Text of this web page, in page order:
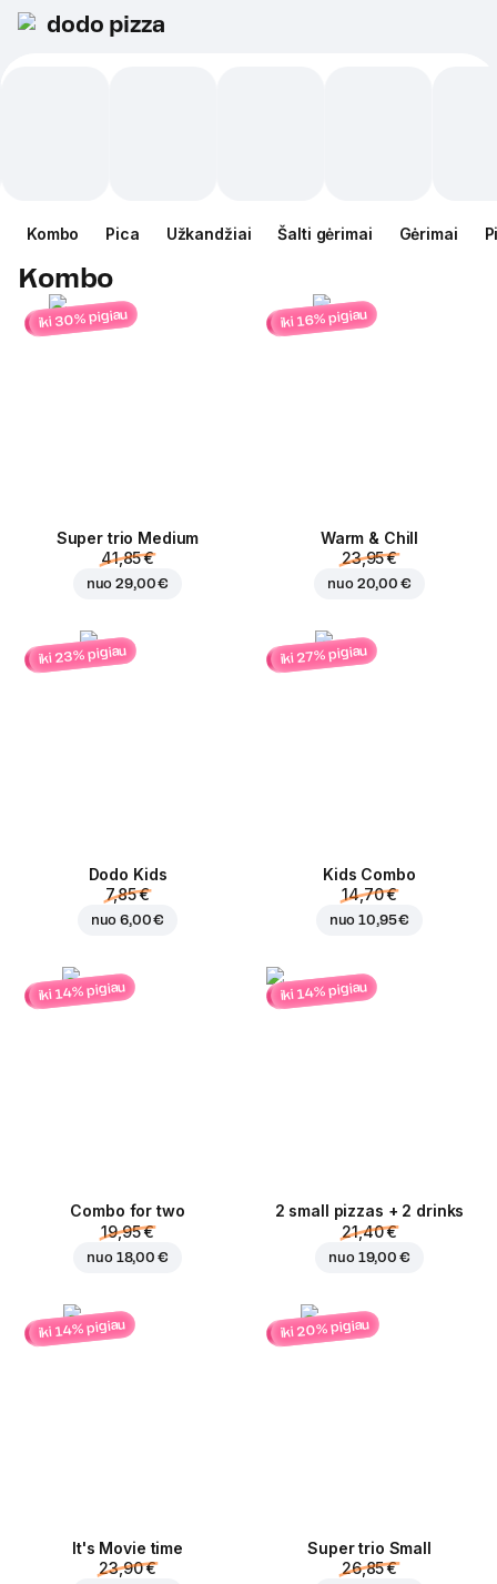
dodo pizza
Kombo Pica Užkandžiai Šalti gėrimai Gėrimai
Kombo
iki 30% pigiau
Super trio Medium
41,85 €
nuo29,00 €
iki 16% pigiau
Warm & Chill
23,95 €
nuo 20,00 €
iki 23% pigiau
Dodo Kids
7,85 €
nuo6,00 €
iki 27% pigiau
Kids Combo
14,70 €
nuo10,95 €
iki 14% pigiau
Combo for two
19,95 €
nuo 18,00 €
iki 14% pigiau
2 small pizzas + 2 drinks
21,40 €
nuo 19,00 €
iki 14% pigiau
It's Movie time
23,90 €
iki 20% pigiau
Super trio Small
26,85 €